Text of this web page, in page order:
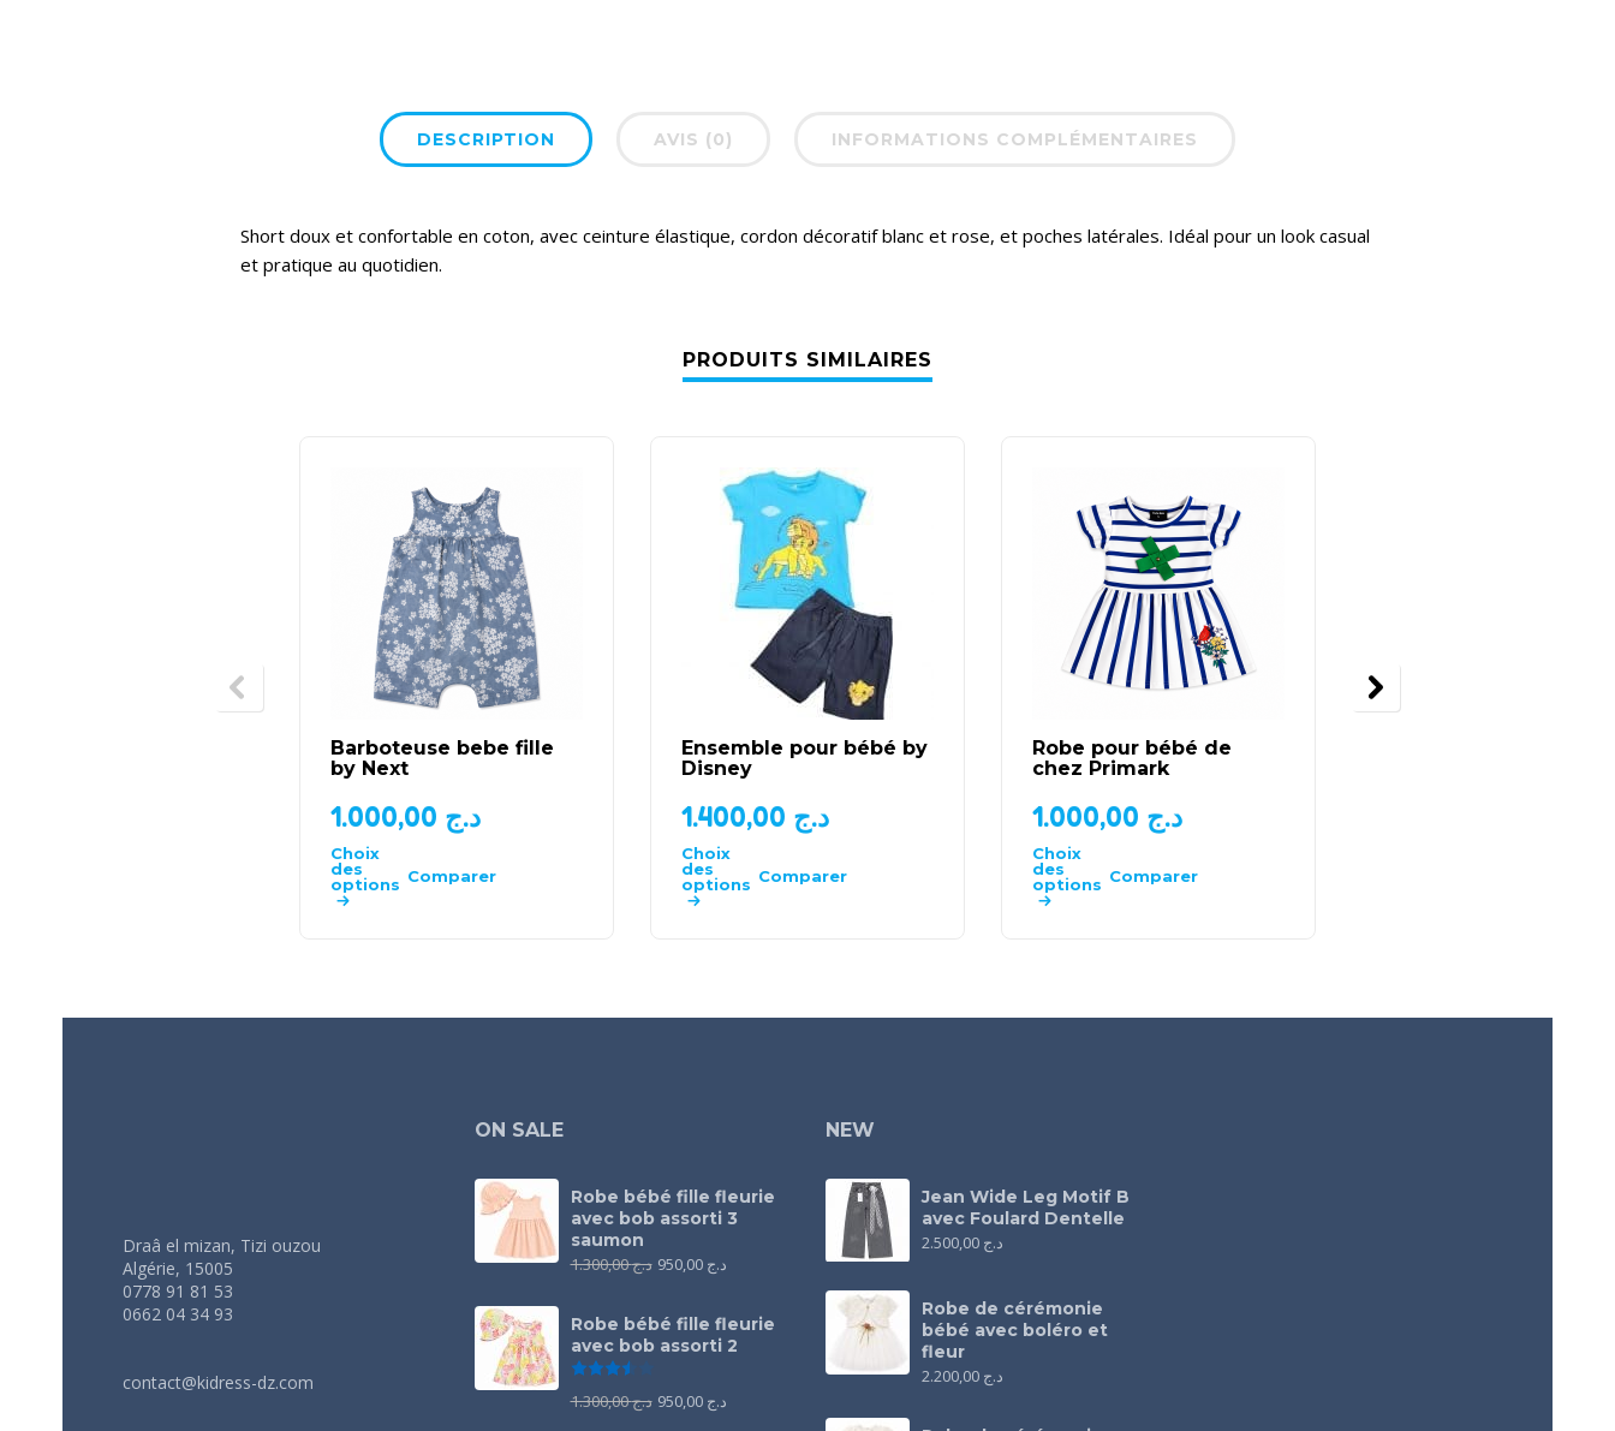
DESCRIPTION AVIS (0) INFORMATIONS COMPLÉMENTAIRES
Short doux et confortable en coton, avec ceinture élastique, cordon décoratif blanc et rose, et poches latérales. Idéal pour un look casual
et pratique au quotidien.
PRODUITS SIMILAIRES
Barboteuse bebe fille
by Next
د.ج
Choix
des
options Comparer
Ensemble pour bébé by
Disney
د.ج
Choix
des
options Comparer
Robe pour bébé de
chez Primark
د.ج
Choix
des
options Comparer
Draâ el mizan, Tizi ouzou
Algérie, 15005
0778 91 81 53
0662 04 34 93
contact@kidress-dz.com
ON SALE
Robe bébé fille fleurie
avec bob assorti 3
saumon
د.ج1.300,00 د.ج 950,00
Robe bébé fille fleurie
avec bob assorti 2
د.ج1.300,00 د.ج 950,00
NEW
Jean Wide Leg Motif B
avec Foulard Dentelle
د.ج
Robe de cérémonie
bébé avec boléro et
fleur
د.ج